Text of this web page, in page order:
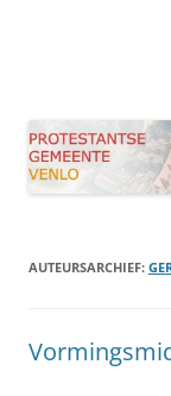
AUTEURSARCHIEF: